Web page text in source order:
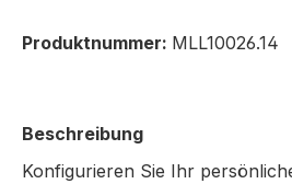
Produktnummer: MLL10026.14
Beschreibung
Konfigurieren Sie Ihr